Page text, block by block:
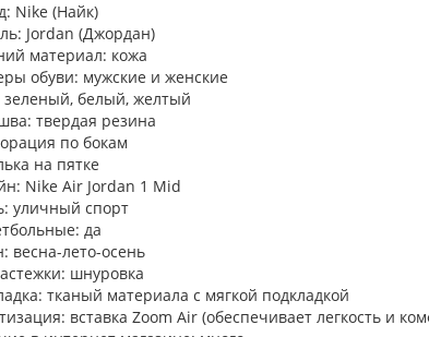
Nike (Найк)
Jordan (Джордан)
материал: кожа
обуви: мужские и женские
зеленый, белый, желтый
твердая резина
по бокам
на пятке
Nike Air Jordan 1 Mid
уличный спорт
да
весна-лето-осень
шнуровка
тканый материала с мягкой подкладкой
вставка Zoom Air (обеспечивает легкость и